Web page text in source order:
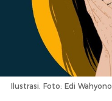
Ilustrasi. Foto: Edi Wahyono